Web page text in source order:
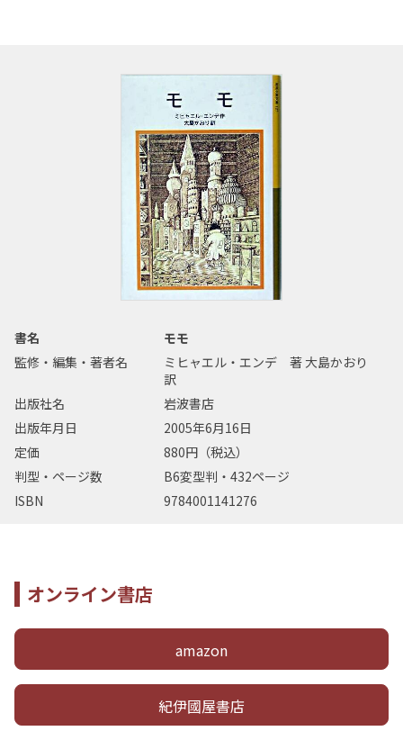
書名
モモ
監修・編集・著者名
ミヒャエル・エンデ 著 大島かおり
訳
出版社名
岩波書店
出版年月日
2005年6月16日
定価
880円（税込）
判型・ページ数
B6変型判・432ページ
ISBN
9784001141276
オンライン書店
amazon
紀伊國屋書店